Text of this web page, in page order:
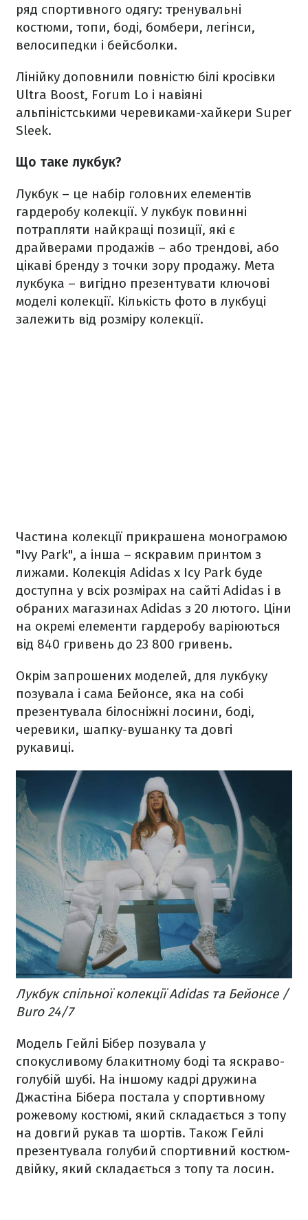
ряд спортивного одягу: тренувальні
костюми, топи, боді, бомбери, легінси,
велосипедки і бейсболки.
Лінійку доповнили повністю білі кросівки
Ultra Boost, Forum Lo і навіяні
альпіністськими черевиками-хайкери Super
Sleek.
Що таке лукбук?
Лукбук – це набір головних елементів
гардеробу колекції. У лукбук повинні
потрапляти найкращі позиції, які є
драйверами продажів – або трендові, або
цікаві бренду з точки зору продажу. Мета
лукбука – вигідно презентувати ключові
моделі колекції. Кількість фото в лукбуці
залежить від розміру колекції.
Частина колекції прикрашена монограмою
"Ivy Park", а інша – яскравим принтом з
лижами. Колекція Adidas x Icy Park буде
доступна у всіх розмірах на сайті Adidas і в
обраних магазинах Adidas з 20 лютого. Ціни
на окремі елементи гардеробу варіюються
від 840 гривень до 23 800 гривень.
Окрім запрошених моделей, для лукбуку
позувала і сама Бейонсе, яка на собі
презентувала білосніжні лосини, боді,
черевики, шапку-вушанку та довгі
рукавиці.
Лукбук спільної колекції Adidas та Бейонсе /
Buro 24/7
Модель Гейлі Бібер позувала у
спокусливому блакитному боді та яскраво-
голубій шубі. На іншому кадрі дружина
Джастіна Бібера постала у спортивному
рожевому костюмі, який складається з топу
на довгий рукав та шортів. Також Гейлі
презентувала голубий спортивний костюм-
двійку, який складається з топу та лосин.